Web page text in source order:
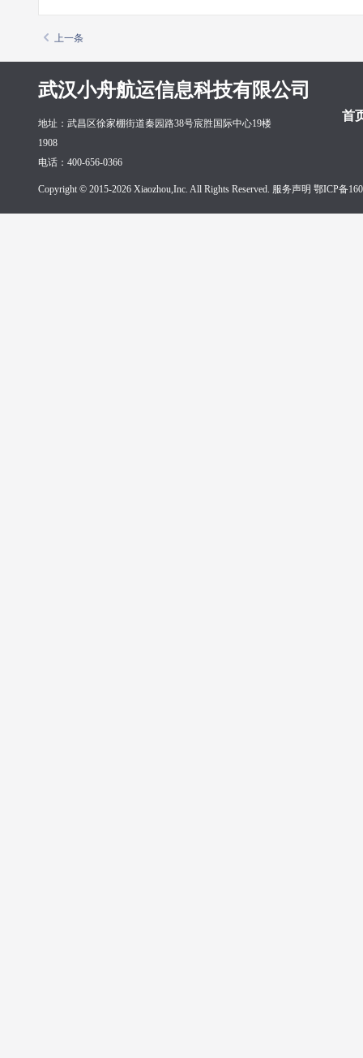
上一条
武汉小舟航运信息科技有限公司
首
地址：武昌区徐家棚街道秦园路38号宸胜国际中心19楼
1908
电话：400-656-0366
Copyright © 2015-2026 Xiaozhou,Inc. All Rights Reserved. 服务声明 鄂ICP备